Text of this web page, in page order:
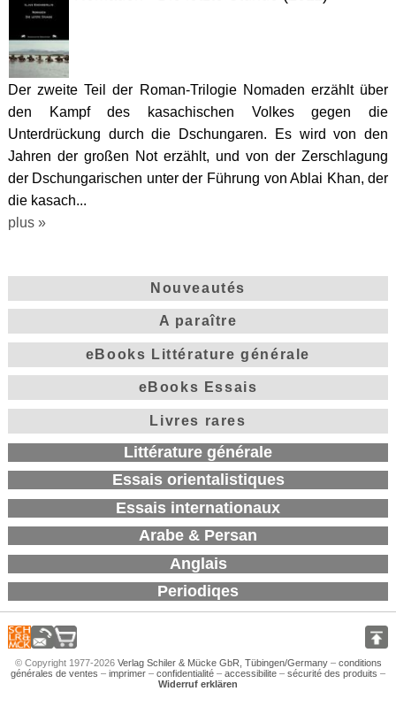
Der zweite Teil der Roman-Trilogie Nomaden erzählt über
den Kampf des kasachischen Volkes gegen die
Unterdrückung durch die Dschungaren. Es wird von den
Jahren der großen Not erzählt, und von der Zerschlagung
der Dschungarischen unter der Führung von Ablai Khan, der
die kasach...
plus »
Nouveautés
A paraître
eBooks Littérature générale
eBooks Essais
Livres rares
Littérature générale
Essais orientalistiques
Essais internationaux
Arabe & Persan
Anglais
Periodiqes
© Copyright 1977-2026 Verlag Schiler & Mücke GbR, Tübingen/Germany– conditions
générales de ventes – imprimer – confidentialité – accessibilite – sécurité des produits –
Widerruf erklären